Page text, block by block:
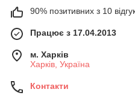
90% позитивних з 10
Працює з 17.04.2013
м. Харків
Харків, Україна
Контакти